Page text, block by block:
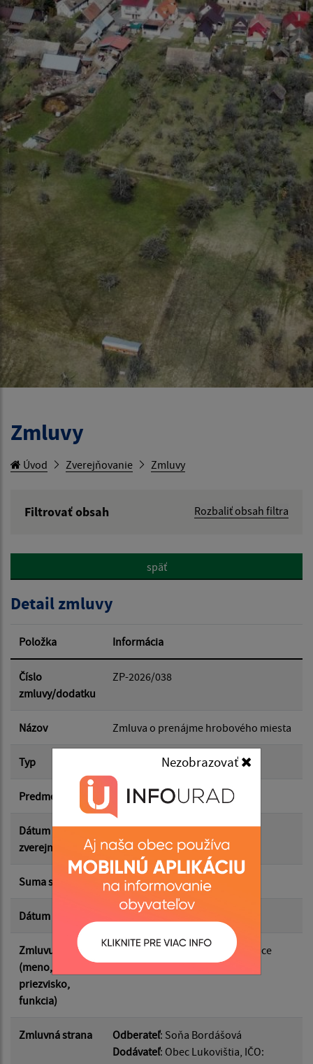
Nezobrazovať
Zmluvy
Úvod Zverejňovanie Zmluvy
Filtrovať obsah
Rozbaliť obsah filtra
Hľadať v:
Dátum od:
Dátum do:
Suma od:
Filtrovať Reset
späť
Detail zmluvy
Položka Informácia
Číslo
zmluvy/dodatku
ZP-2026/038
Názov Zmluva o prenájme hrobového miesta
Typ Hlavná zmluva
Predmet HM č. 75
Dátum
zverejnenia
26.06.2026
Suma s DPH* 2.50 €
Dátum uzavretia 25.06.2026
Zmluvu uzavrel
(meno,
priezvisko,
funkcia)
Mgr. Roman Hubert, starosta obce
Zmluvná strana Odberateľ: Soňa Bordášová
Dodávateľ: Obec Lukovištia, IČO: